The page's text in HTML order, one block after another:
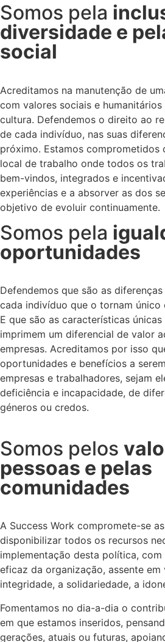
Somos pela
diversidade e
social
Acreditamos na manutenção de
com valores sociais e
cultura. Defendemos o direito ao
de cada indivíduo, nas suas
próximo. Estamos comprometidos
local de trabalho onde todos os
bem-vindos, integrados e
experiências e a absorver as dos
objetivo de evoluir continuamente.
Somos pela
oportunidades
Defendemos que são as
cada indivíduo que o tornam único
E que são as características
imprimem um diferencial de valor
empresas. Acreditamos por isso
oportunidades e benefícios a
empresas e trabalhadores, sejam
deficiência e incapacidade, de
géneros ou credos.
Somos pelos
pessoas e pelas
comunidades
A Success Work compromete-se
disponibilizar todos os recursos
implementação desta política,
eficaz da organização, assente em
integridade, a solidariedade, a
Fomentamos no dia-a-dia o
em que estamos inseridos,
gerações, atuais ou futuras,